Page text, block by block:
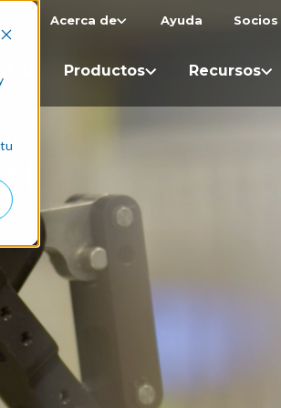
Acerca de Ayuda Socios
AI Productos Recursos